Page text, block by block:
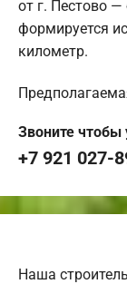
от г. Пестово —
формируется
километр.
Звоните чтобы
+7 921 027-
Наша